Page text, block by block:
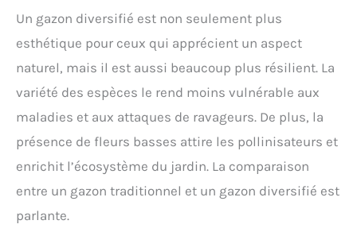
résistance mécanique: une graine gazon pour
extérieur robuste supportant le piétinement
intense des enfants; solution parfaite pour les aires
Technologie de croissance: la meilleure semence
gazon avec un enrobage minéral protecteur;
augmente la masse des racines de 30 pour cent;
facilite la répartition au sol grâce à sa couleur
Un gazon diversifié est non seulement plus
esthétique pour ceux qui apprécient un aspect
naturel, mais il est aussi beaucoup plus résilient. La
variété des espèces le rend moins vulnérable aux
maladies et aux attaques de ravageurs. De plus, la
présence de fleurs basses attire les pollinisateurs et
enrichit l’écosystème du jardin. La comparaison
entre un gazon traditionnel et un gazon diversifié est
parlante.